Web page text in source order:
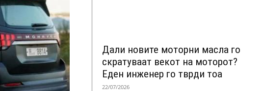
Дали новите моторни масла го
скратуваат векот на моторот?
Еден инженер го тврди тоа
22/07/2026